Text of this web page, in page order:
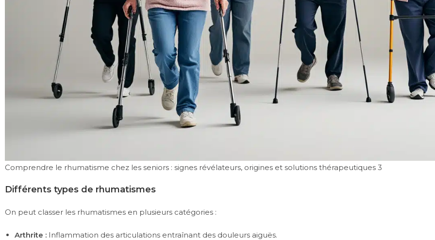
Comprendre le rhumatisme chez les seniors : signes révélateurs, origines et solutions thérapeutiques 3
Différents types de rhumatismes
On peut classer les rhumatismes en plusieurs catégories :
Arthrite : Inflammation des articulations entraînant des douleurs aiguës.